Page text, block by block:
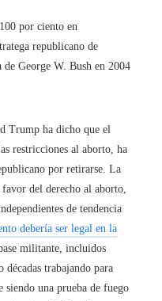
por ciento en
republicano de
de George W. Bush en 2004
Trump ha dicho que el
restricciones al aborto, ha
por retirarse. La
del derecho al aborto,
de tendencia
debería ser legal en la
militante, incluidos
décadas trabajando para
una prueba de fuego